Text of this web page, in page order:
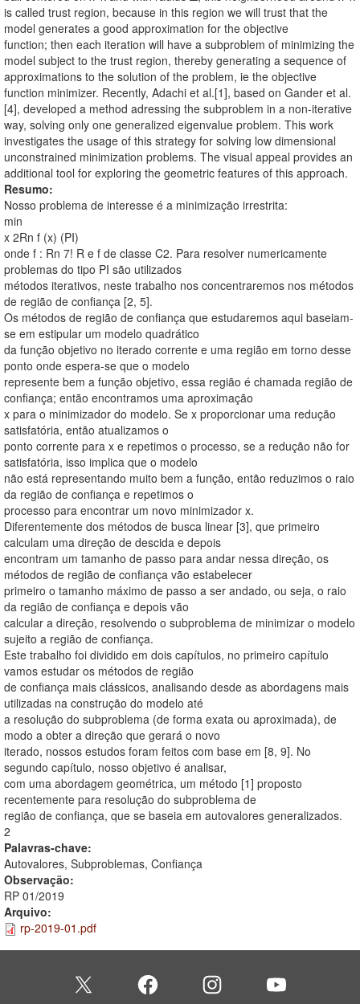
is called trust region, because in this region we will trust that the
model generates a good approximation for the objective
function; then each iteration will have a subproblem of minimizing the
model subject to the trust region, thereby generating a sequence of
approximations to the solution of the problem, ie the objective
function minimizer. Recently, Adachi et al.[1], based on Gander et al.
[4], developed a method adressing the subproblem in a non-iterative
way, solving only one generalized eigenvalue problem. This work
investigates the usage of this strategy for solving low dimensional
unconstrained minimization problems. The visual appeal provides an
additional tool for exploring the geometric features of this approach.
Resumo:
Nosso problema de interesse é a minimização irrestrita:
min
x 2Rn f (x) (PI)
onde f : Rn 7! R e f de classe C2. Para resolver numericamente
problemas do tipo PI são utilizados
métodos iterativos, neste trabalho nos concentraremos nos métodos
de região de confiança [2, 5].
Os métodos de região de confiança que estudaremos aqui baseiam-
se em estipular um modelo quadrático
da função objetivo no iterado corrente e uma região em torno desse
ponto onde espera-se que o modelo
represente bem a função objetivo, essa região é chamada região de
confiança; então encontramos uma aproximação
x para o minimizador do modelo. Se x proporcionar uma redução
satisfatória, então atualizamos o
ponto corrente para x e repetimos o processo, se a redução não for
satisfatória, isso implica que o modelo
não está representando muito bem a função, então reduzimos o raio
da região de confiança e repetimos o
processo para encontrar um novo minimizador x.
Diferentemente dos métodos de busca linear [3], que primeiro
calculam uma direção de descida e depois
encontram um tamanho de passo para andar nessa direção, os
métodos de região de confiança vão estabelecer
primeiro o tamanho máximo de passo a ser andado, ou seja, o raio
da região de confiança e depois vão
calcular a direção, resolvendo o subproblema de minimizar o modelo
sujeito a região de confiança.
Este trabalho foi dividido em dois capítulos, no primeiro capítulo
vamos estudar os métodos de região
de confiança mais clássicos, analisando desde as abordagens mais
utilizadas na construção do modelo até
a resolução do subproblema (de forma exata ou aproximada), de
modo a obter a direção que gerará o novo
iterado, nossos estudos foram feitos com base em [8, 9]. No
segundo capítulo, nosso objetivo é analisar,
com uma abordagem geométrica, um método [1] proposto
recentemente para resolução do subproblema de
região de confiança, que se baseia em autovalores generalizados.
2
Palavras-chave:
Autovalores, Subproblemas, Confiança
Observação:
RP 01/2019
Arquivo:
rp-2019-01.pdf